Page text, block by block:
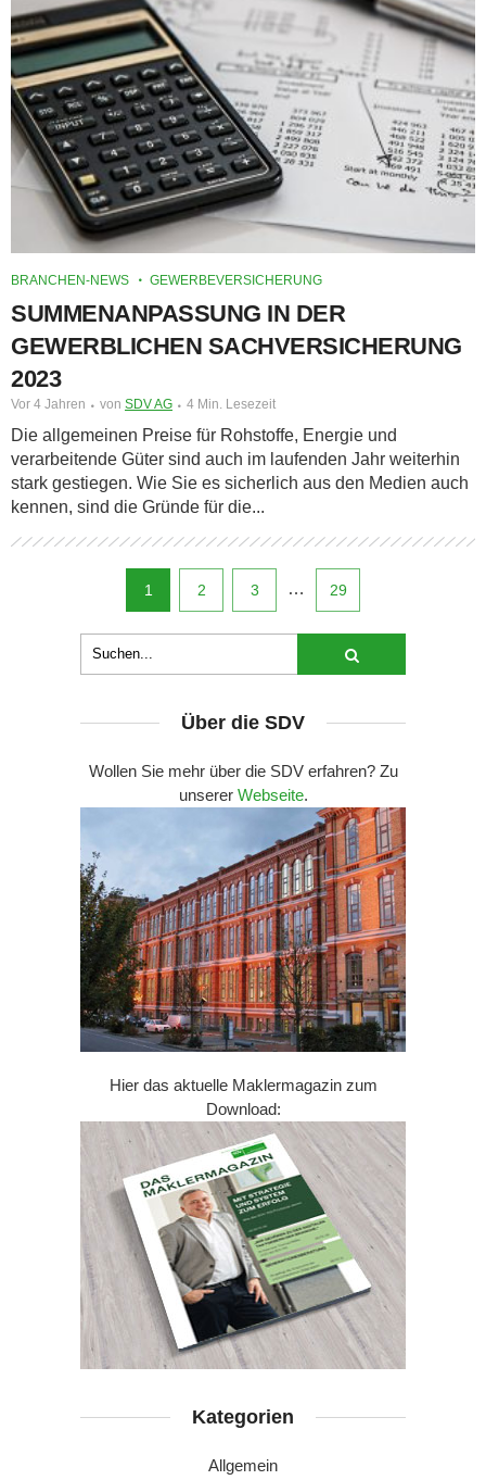
BRANCHEN-NEWS GEWERBEVERSICHERUNG
SUMMENANPASSUNG IN DER
GEWERBLICHEN SACHVERSICHERUNG
2023
Vor 4 Jahren von SDV AG 4 Min. Lesezeit
Die allgemeinen Preise für Rohstoffe, Energie und
verarbeitende Güter sind auch im laufenden Jahr weiterhin
stark gestiegen. Wie Sie es sicherlich aus den Medien auch
kennen, sind die Gründe für die...
1 2 3 … 29
Über die SDV
Wollen Sie mehr über die SDV erfahren? Zu
unserer Webseite.
Hier das aktuelle Maklermagazin zum
Download:
Kategorien
Allgemein